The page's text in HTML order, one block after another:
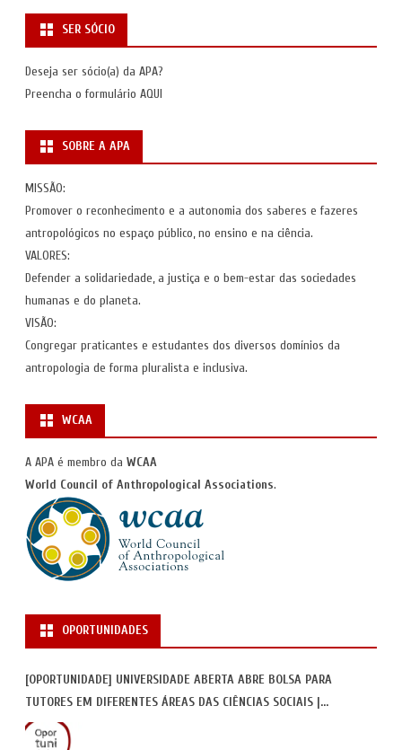
SER SÓCIO
Deseja ser sócio(a) da APA?
Preencha o formulário AQUI
SOBRE A APA
MISSÃO:
Promover o reconhecimento e a autonomia dos saberes e fazeres
antropológicos no espaço público, no ensino e na ciência.
VALORES:
Defender a solidariedade, a justiça e o bem-estar das sociedades
humanas e do planeta.
VISÃO:
Congregar praticantes e estudantes dos diversos domínios da
antropologia de forma pluralista e inclusiva.
WCAA
A APA é membro da WCAA
World Council of Anthropological Associations.
OPORTUNIDADES
[OPORTUNIDADE] UNIVERSIDADE ABERTA ABRE BOLSA PARA
TUTORES EM DIFERENTES ÁREAS DAS CIÊNCIAS SOCIAIS |
INSCRIÇÕES ATÉ 30 DE JUNHO